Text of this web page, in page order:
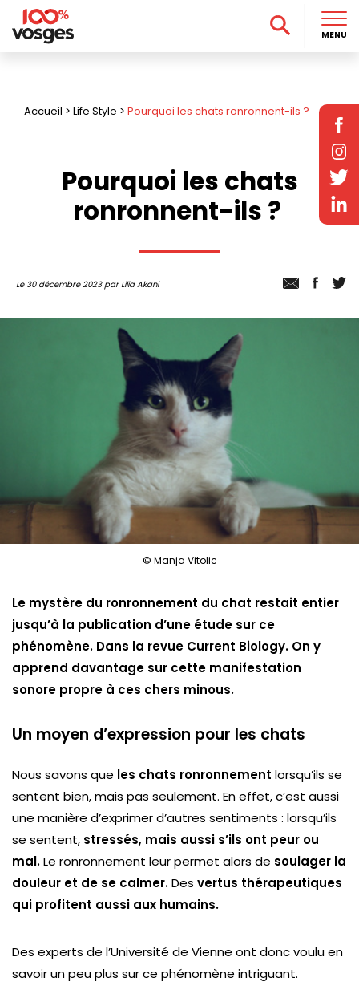
Accueil > Life Style > Pourquoi les chats ronronnent-ils ?
Pourquoi les chats
ronronnent-ils ?
Le 30 décembre 2023 par Lilia Akani
© Manja Vitolic
Le mystère du ronronnement du chat restait entier
jusqu’à la publication d’une étude sur ce
phénomène. Dans la revue Current Biology. On y
apprend davantage sur cette manifestation
sonore propre à ces chers minous.
Un moyen d’expression pour les chats
Nous savons que les chats ronronnement lorsqu’ils se
sentent bien, mais pas seulement. En effet, c’est aussi
une manière d’exprimer d’autres sentiments : lorsqu’ils
se sentent, stressés, mais aussi s’ils ont peur ou
mal.Le ronronnement leur permet alors de soulager la
douleur et de se calmer.Des vertus thérapeutiques
qui profitent aussi aux humains.
Des experts de l’Université de Vienne ont donc voulu en
savoir un peu plus sur ce phénomène intriguant.
MENU